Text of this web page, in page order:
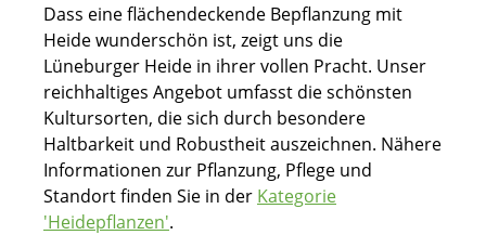
Dass eine flächendeckende Bepflanzung mit
Heide wunderschön ist, zeigt uns die
Lüneburger Heide in ihrer vollen Pracht. Unser
reichhaltiges Angebot umfasst die schönsten
Kultursorten, die sich durch besondere
Haltbarkeit und Robustheit auszeichnen. Nähere
Informationen zur Pflanzung, Pflege und
Standort finden Sie in der Kategorie
'Heidepflanzen'.